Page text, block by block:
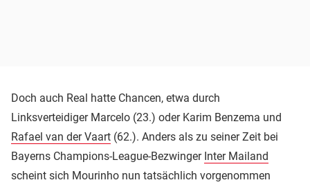
Doch auch Real hatte Chancen, etwa durch
Linksverteidiger Marcelo (23.) oder Karim Benzema und
Rafael van der Vaart (62.). Anders als zu seiner Zeit bei
Bayerns Champions-League-Bezwinger Inter Mailand
scheint sich Mourinho nun tatsächlich vorgenommen